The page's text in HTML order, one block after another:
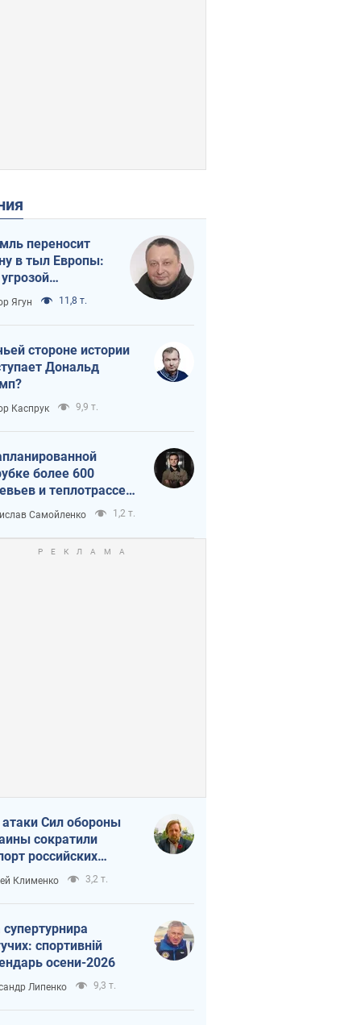
переносит
в тыл Европы:
Ягун 11,8 т.
стороне истории
Дональд
Каспрук 9,9 т.
более 600
и теплотрассе:
на
в Киеве
Самойленко 1,2 т.
атаки Сил обороны
сократили
российских
Клименко 3,2 т.
спортивній
осени-2026
Липенко 9,3 т.